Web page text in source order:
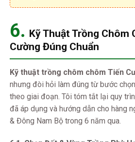
6. Kỹ Thuật Trồng Chôm
Cường Đúng Chuẩn
Kỹ thuật trồng chôm chôm Tiến
nhưng đòi hỏi làm đúng từ bước
theo giai đoạn. Tôi tóm tắt lại quy
đã áp dụng và hướng dẫn cho hàng
& Đông Nam Bộ trong 6 năm qua.